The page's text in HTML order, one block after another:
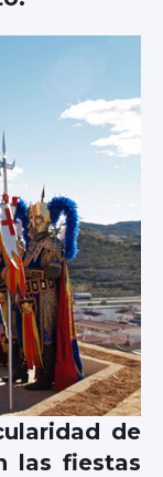
de
las fiestas